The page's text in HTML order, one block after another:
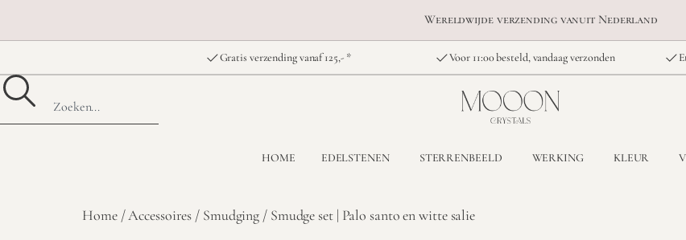
Wereldwijde verzending vanuit Nederland
Gratis verzending vanaf 125,- * Voor 11:00 besteld, vandaag verzonden
HOME EDELSTENEN STERRENBEELD WERKING KLEUR
Home/Accessoires / Smudging / Smudge set | Palo santo en witte salie